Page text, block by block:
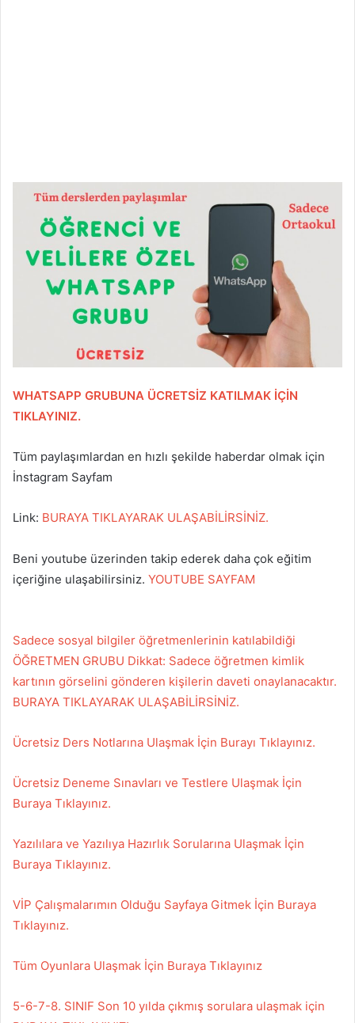
WHATSAPP GRUBUNA ÜCRETSİZ KATILMAK İÇİN
TIKLAYINIZ.
Tüm paylaşımlardan en hızlı şekilde haberdar olmak için
İnstagram Sayfam
Link: BURAYA TIKLAYARAK ULAŞABİLİRSİNİZ.
Beni youtube üzerinden takip ederek daha çok eğitim
içeriğine ulaşabilirsiniz. YOUTUBE SAYFAM
Sadece sosyal bilgiler öğretmenlerinin katılabildiği
ÖĞRETMEN GRUBU Dikkat: Sadece öğretmen kimlik
kartının görselini gönderen kişilerin daveti onaylanacaktır.
BURAYA TIKLAYARAK ULAŞABİLİRSİNİZ.
Ücretsiz Ders Notlarına Ulaşmak İçin Burayı Tıklayınız.
Ücretsiz Deneme Sınavları ve Testlere Ulaşmak İçin
Buraya Tıklayınız.
Yazılılara ve Yazılıya Hazırlık Sorularına Ulaşmak İçin
Buraya Tıklayınız.
VİP Çalışmalarımın Olduğu Sayfaya Gitmek İçin Buraya
Tıklayınız.
Tüm Oyunlara Ulaşmak İçin Buraya Tıklayınız
5-6-7-8. SINIF Son 10 yılda çıkmış sorulara ulaşmak için